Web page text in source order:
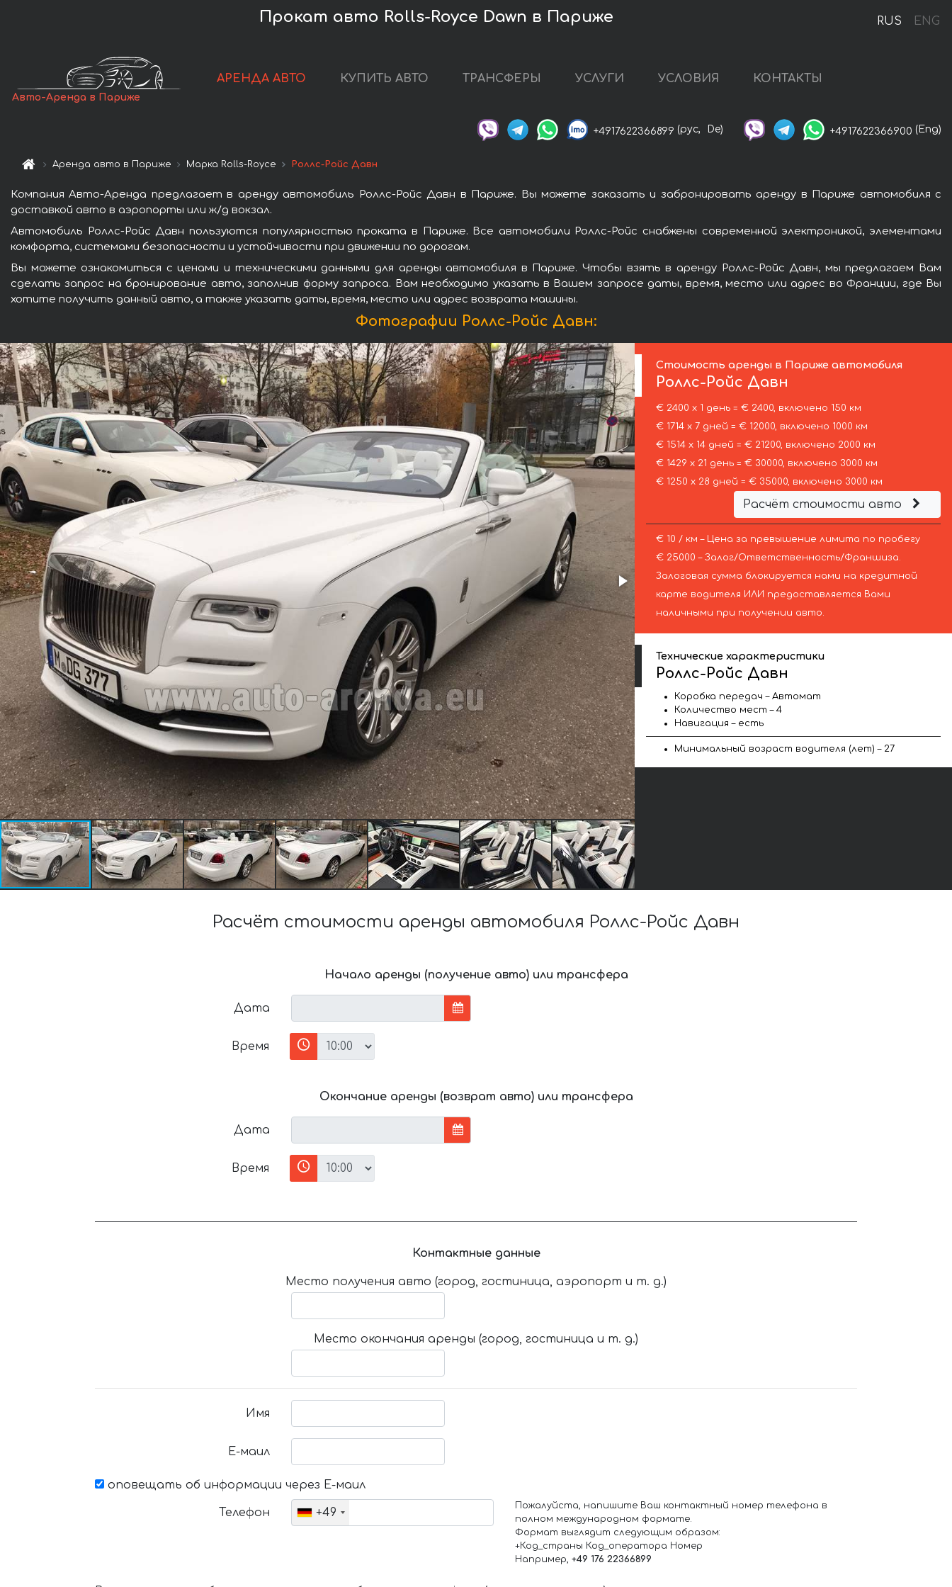
RUS ENG
Прокат авто Rolls-Royce Dawn в Париже
Авто-Аренда в Париже
АРЕНДА АВТО КУПИТЬ АВТО ТРАНСФЕРЫ УСЛУГИ УСЛОВИЯ КОНТАКТЫ
+4917622366899 (рус, De) +4917622366900 (Eng)
Аренда авто в Париже Марка Rolls-Royce Роллс-Ройс Давн
Компания Авто-Аренда предлагает в аренду автомобиль Роллс-Ройс Давн в Париже. Вы можете заказать и забронировать аренду в Париже автомобиля с
доставкой авто в аэропорты или ж/д вокзал.
Автомобиль Роллс-Ройс Давн пользуются популярностью проката в Париже. Все автомобили Роллс-Ройс снабжены современной электроникой, элементами
комфорта, системами безопасности и устойчивости при движении по дорогам.
Вы можете ознакомиться с ценами и техническими данными для аренды автомобиля в Париже. Чтобы взять в аренду Роллс-Ройс Давн, мы предлагаем Вам
сделать запрос на бронирование авто, заполнив форму запроса. Вам необходимо указать в Вашем запросе даты, время, место или адрес во Франции, где Вы
хотите получить данный авто, а также указать даты, время, место или адрес возврата машины.
Фотографии Роллс-Ройс Давн:
Стоимость аренды в Париже автомобиля
Роллс-Ройс Давн
€ 2400 х 1 день = € 2400, включено 150 км
€ 1714 х 7 дней = € 12000, включено 1000 км
€ 1514 х 14 дней = € 21200, включено 2000 км
€ 1429 х 21 день = € 30000, включено 3000 км
€ 1250 х 28 дней = € 35000, включено 3000 км
Расчёт стоимости авто
€ 10 / км – Цена за превышение лимита по пробегу
€ 25000 – Залог/Ответственность/Франшиза.
Залоговая сумма блокируется нами на кредитной
карте водителя ИЛИ предоставляется Вами
наличными при получении авто.
Технические характеристики
Роллс-Ройс Давн
Коробка передач – Автомат
Количество мест – 4
Навигация – есть
Минимальный возраст водителя (лет) – 27
Расчёт стоимости аренды автомобиля Роллс-Ройс Давн
Начало аренды (получение авто) или трансфера
Дата
Время
Окончание аренды (возврат авто) или трансфера
Дата
Время
Контактные данные
Место получения авто (город, гостиница, аэропорт и т. д.)
Место окончания аренды (город, гостиница и т. д.)
Имя
Е-маил
оповещать об информации через Е-маил
Телефон +49
Пожалуйста, напишите Ваш контактный номер телефона в
полном международном формате.
Формат выглядит следующим образом:
+Код_страны Код_оператора Номер
Например, +49 176 22366899